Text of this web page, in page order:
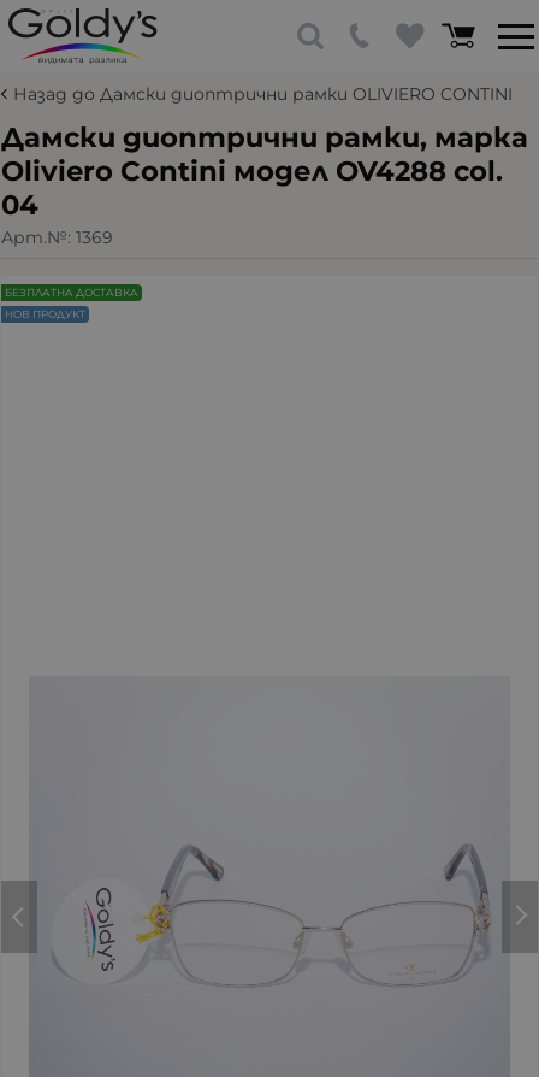
Назад до Дамски диоптрични рамки OLIVIERO CONTINI
Дамски диоптрични рамки, марка
Oliviero Contini модел OV4288 col.
04
Арт.№: 1369
БЕЗПЛАТНА ДОСТАВКА
НОВ ПРОДУКТ